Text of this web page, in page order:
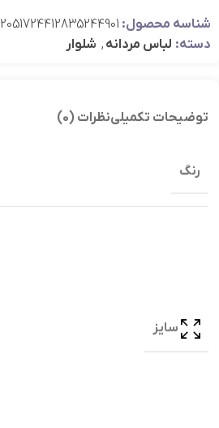
شناسه محصول: 2051724412835244901
دسته: لباس مردانه , شلوار
توضیحات تکمیلینظرات (0)
رنگ
سایز